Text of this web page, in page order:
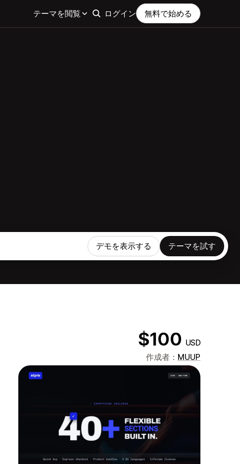
テーマを閲覧 ログイン 無料で始める
デモを表示する テーマを試す
$100 USD
作成者： MUUP